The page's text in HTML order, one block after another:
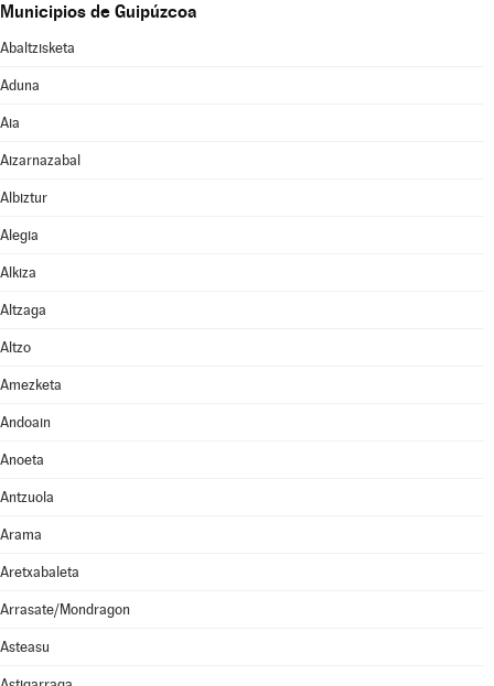
Municipios de Guipúzcoa
Abaltzisketa
Aduna
Aia
Aizarnazabal
Albiztur
Alegia
Alkiza
Altzaga
Altzo
Amezketa
Andoain
Anoeta
Antzuola
Arama
Aretxabaleta
Arrasate/Mondragon
Asteasu